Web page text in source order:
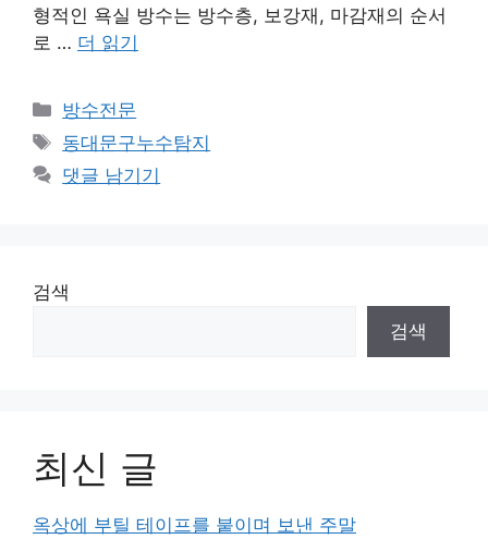
형적인 욕실 방수는 방수층, 보강재, 마감재의 순서
로 … 더 읽기
카
테
고
리
방수전문
태
그
동대문구누수탐지
댓글 남기기
검색
검색
최신 글
옥상에 부틸 테이프를 붙이며 보낸 주말